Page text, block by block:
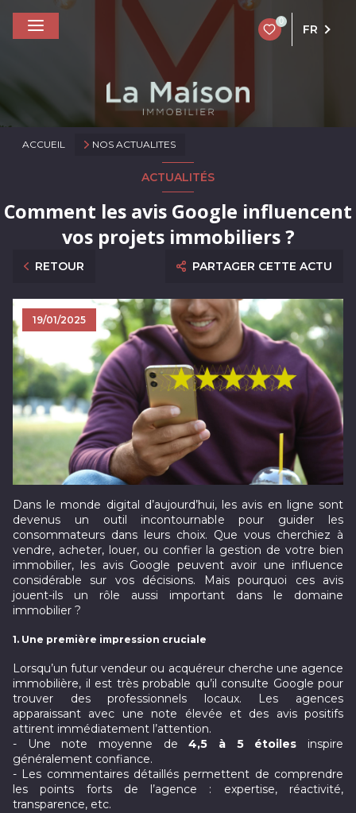
0
FR
ACCUEIL NOS ACTUALITES
ACTUALITÉS
Comment les avis Google influencent
vos projets immobiliers ?
RETOUR PARTAGER CETTE ACTU
19/01/2025
Dans le monde digital d’aujourd’hui, les avis en ligne sont
devenus un outil incontournable pour guider les
consommateurs dans leurs choix. Que vous cherchiez à
vendre, acheter, louer, ou confier la gestion de votre bien
immobilier, les avis Google peuvent avoir une influence
considérable sur vos décisions. Mais pourquoi ces avis
jouent-ils un rôle aussi important dans le domaine
immobilier ?
1. Une première impression cruciale
Lorsqu’un futur vendeur ou acquéreur cherche une agence
immobilière, il est très probable qu’il consulte Google pour
trouver des professionnels locaux. Les agences
apparaissant avec une note élevée et des avis positifs
attirent immédiatement l’attention.
- Une note moyenne de4,5 à 5 étoiles inspire
généralement confiance.
- Les commentaires détaillés permettent de comprendre
les points forts de l’agence : expertise, réactivité,
transparence, etc.